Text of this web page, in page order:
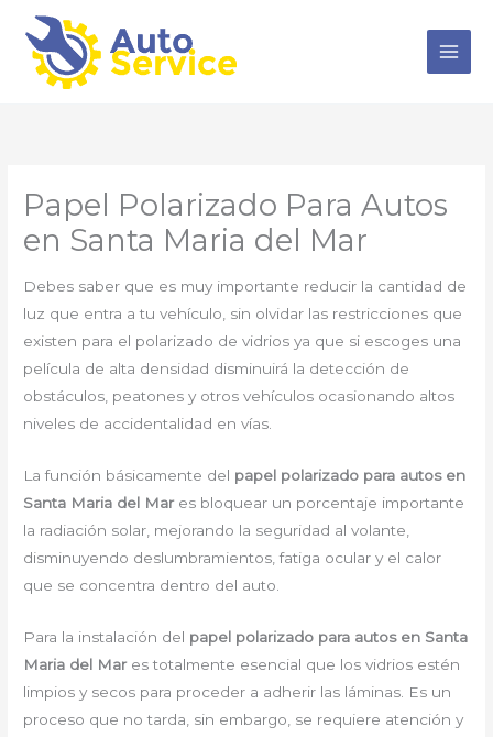
contenido
Papel Polarizado Para Autos
en Santa Maria del Mar
Debes saber que es muy importante reducir la cantidad de
luz que entra a tu vehículo, sin olvidar las restricciones que
existen para el polarizado de vidrios ya que si escoges una
película de alta densidad disminuirá la detección de
obstáculos, peatones y otros vehículos ocasionando altos
niveles de accidentalidad en vías.
La función básicamente del papel polarizado para autos en
Santa Maria del Mar es bloquear un porcentaje importante
la radiación solar, mejorando la seguridad al volante,
disminuyendo deslumbramientos, fatiga ocular y el calor
que se concentra dentro del auto.
Para la instalación del papel polarizado para autos en Santa
Maria del Mar es totalmente esencial que los vidrios estén
limpios y secos para proceder a adherir las láminas. Es un
proceso que no tarda, sin embargo, se requiere atención y